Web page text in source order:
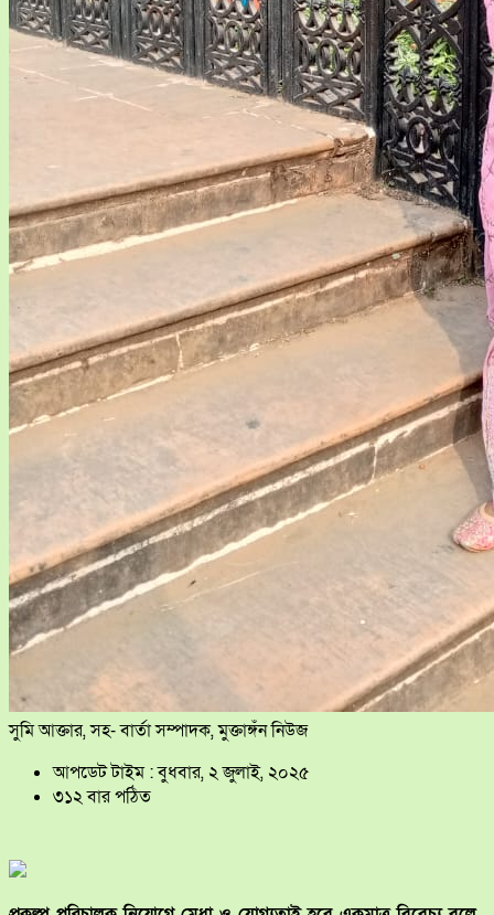
সুমি আক্তার, সহ- বার্তা সম্পাদক, মুক্তাঙ্গঁন নিউজ
আপডেট টাইম : বুধবার, ২ জুলাই, ২০২৫
৩১২ বার পঠিত